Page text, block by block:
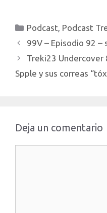
pueda obtener 250€ de
descuento.
http://treki23.com/tesla
Enlace para apuntarte a
Mike”s Academy:
https://treki23.com/mikes
Categorías
Podcast Podcast
99V – Episodio 92 –
Treki23 Undercover
Spple y sus correas
Deja un comentario